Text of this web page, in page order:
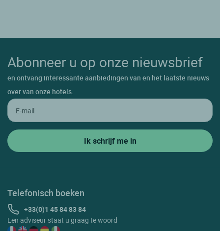
Abonneer u op onze nieuwsbrief
en ontvang interessante aanbiedingen van en het laatste nieuws
over van onze hotels.
Telefonisch boeken
+33(0)1 45 84 83 84
Een adviseur staat u graag te woord